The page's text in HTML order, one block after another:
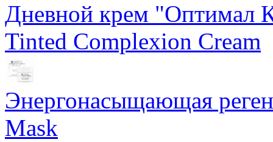
Дневной крем "Оптимал
Tinted Complexion Cream
Энергонасыщающая
Mask